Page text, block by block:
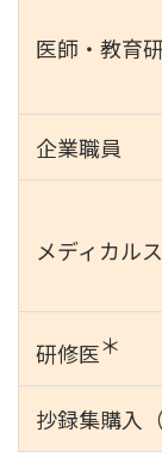
医師・教育
企業職員
メディカル
研修医＊
抄録集購入